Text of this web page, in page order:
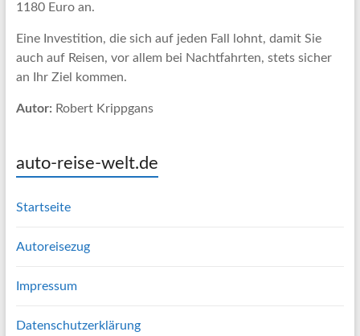
1180 Euro an.
Eine Investition, die sich auf jeden Fall lohnt, damit Sie
auch auf Reisen, vor allem bei Nachtfahrten, stets sicher
an Ihr Ziel kommen.
Autor: Robert Krippgans
auto-reise-welt.de
Startseite
Autoreisezug
Impressum
Datenschutzerklärung